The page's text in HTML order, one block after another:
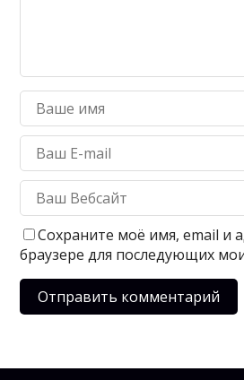
Сохраните моё имя, email и
браузере для последующих